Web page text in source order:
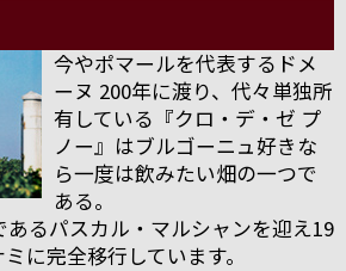
今やポマールを代表するドメ
ーヌ 200年に渡り、代々単独所
有している『クロ・デ・ゼ プ
ノー』はブルゴーニュ好きな
ら一度は飲みたい畑の一つで
ある。
あるパスカル・マルシャンを迎え19
に完全移行しています。